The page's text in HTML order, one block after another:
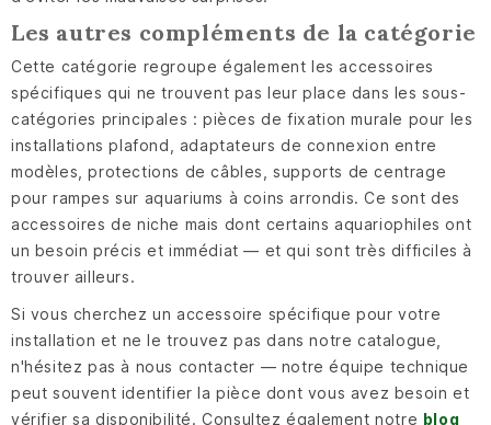
Les autres compléments de la catégorie
Cette catégorie regroupe également les accessoires
spécifiques qui ne trouvent pas leur place dans les sous-
catégories principales : pièces de fixation murale pour les
installations plafond, adaptateurs de connexion entre
modèles, protections de câbles, supports de centrage
pour rampes sur aquariums à coins arrondis. Ce sont des
accessoires de niche mais dont certains aquariophiles ont
un besoin précis et immédiat — et qui sont très difficiles à
trouver ailleurs.
Si vous cherchez un accessoire spécifique pour votre
installation et ne le trouvez pas dans notre catalogue,
n'hésitez pas à nous contacter — notre équipe technique
peut souvent identifier la pièce dont vous avez besoin et
vérifier sa disponibilité. Consultez également notre blog